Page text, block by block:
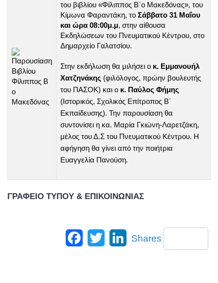
του βιβλίου «Φίλιππος Β΄ο Μακεδόνας», του
Κίμωνα Φαραντάκη, το Σάββατο 31 Μαΐου
και ώρα 08:00μ.μ, στην αίθουσα
Εκδηλώσεων του Πνευματικού Κέντρου, στο
Δημαρχείο Γαλατσίου.
Στην εκδήλωση θα μιλήσει ο κ. Εμμανουήλ
Χατζηνάκης (φιλόλογος, πρώην βουλευτής
του ΠΑΣΟΚ) και ο κ. Παύλος Φήμης
(Ιστορικός, Σχολικός Επίτροπος Β΄
Εκπαίδευσης). Την παρουσίαση θα
συντονίσει η κα. Μαρία Γκιώνη-Λαρετζάκη,
μέλος του Δ.Σ του Πνευματικού Κέντρου. Η
αφήγηση θα γίνει από την ποιήτρια
Ευαγγελία Πανούση.
ΓΡΑΦΕΙΟ ΤΥΠΟΥ & ΕΠΙΚΟΙΝΩΝΙΑΣ
Facebook
Twitter LinkedIn
Shares